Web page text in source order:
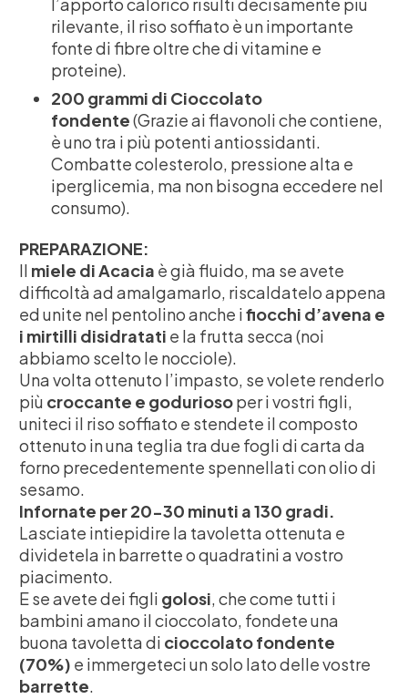
rilevante, il riso soffiato è un importante
fonte di fibre oltre che di vitamine e
proteine).
200 grammi di Cioccolato
fondente(Grazie ai flavonoli che contiene,
è uno tra i più potenti antiossidanti.
Combatte colesterolo, pressione alta e
iperglicemia, ma non bisogna eccedere nel
consumo).
PREPARAZIONE:
Il miele di Acacia è già fluido, ma se avete
difficoltà ad amalgamarlo, riscaldatelo appena
ed unite nel pentolino anche ifiocchi d’avena e
i mirtilli disidratati e la frutta secca (noi
abbiamo scelto le nocciole).
Una volta ottenuto l’impasto, se volete renderlo
più croccante e goduriosoper i vostri figli,
uniteci il riso soffiato e stendete il composto
ottenuto in una teglia tra due fogli di carta da
forno precedentemente spennellati con olio di
sesamo.
Infornate per 20-30 minuti a 130 gradi.
Lasciate intiepidire la tavoletta ottenuta e
dividetela in barrette o quadratini a vostro
piacimento.
E se avete dei figli golosi, che come tutti i
bambini amano il cioccolato, fondete una
buona tavoletta di cioccolato fondente
(70%) e immergeteci un solo lato delle vostre
barrette.